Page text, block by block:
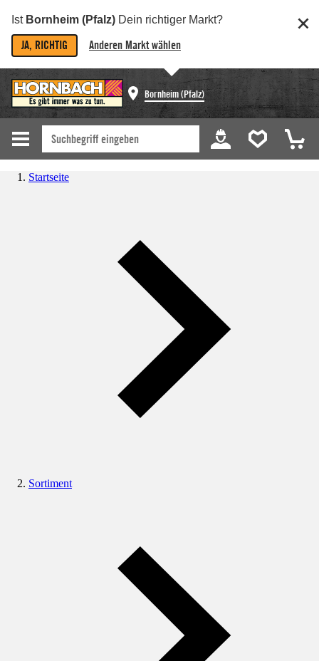
Ist Bornheim (Pfalz) Dein richtiger Markt?
JA, RICHTIG Anderen Markt wählen
Bornheim (Pfalz)
Startseite
Sortiment